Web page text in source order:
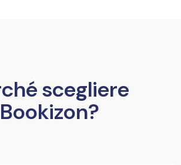
scegliere
Bookizon?